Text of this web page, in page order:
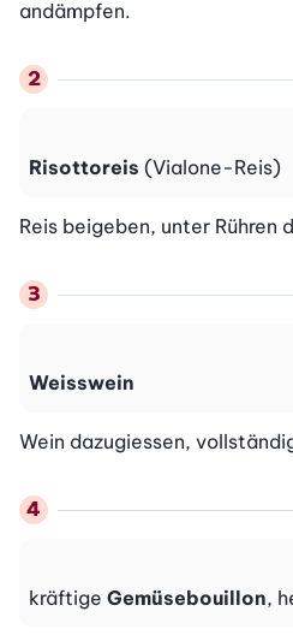
andämpfen.
Risottoreis (Vialone-Reis)
Reis beigeben, unter Rühren
Weisswein
Wein dazugiessen,
kräftige Gemüsebouillon,